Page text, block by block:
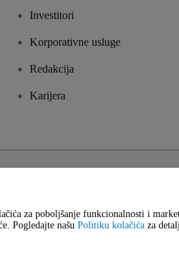
Investitori
Korporativne usluge
Redakcija
Karijera
za poboljšanje funkcionalnosti i
Pogledajte našu Politiku kolačića za